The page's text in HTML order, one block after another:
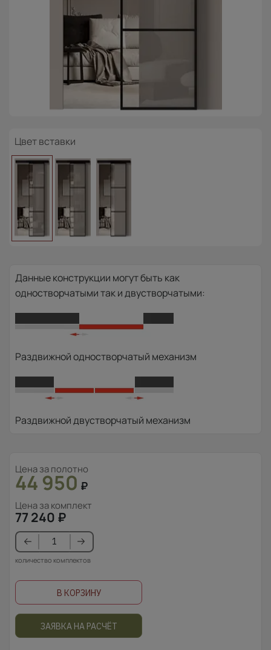
Цвет вставки
Данные конструкции могут быть как
одностворчатыми так и двустворчатыми:
Раздвижной одностворчатый механизм
Раздвижной двустворчатый механизм
Цена за полотно
44 950 ₽
Цена за комплект
77 240 ₽
количество комплектов
В КОРЗИНУ
ЗАЯВКА НА РАСЧЁТ